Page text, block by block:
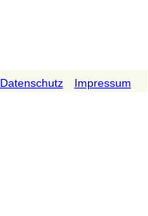
Datenschutz Impressum